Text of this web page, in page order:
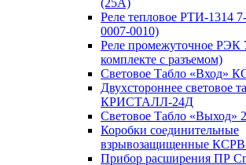
(25А)
Реле тепловое РТИ-1314
0007-0010)
Реле промежуточное РЭК
комплекте с разъемом)
Световое Табло «Вход»
Двухстороннее световое
КРИСТАЛЛ-24Д
Световое Табло «Выход»
Коробки соединительные
взрывозащищенные
Прибор расширения ПР